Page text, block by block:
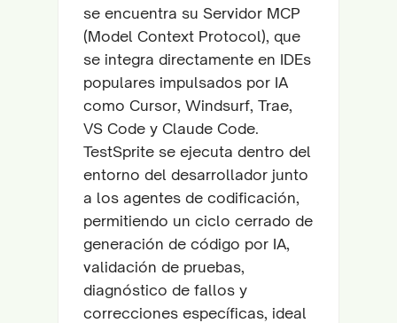
se encuentra su Servidor MCP
(Model Context Protocol), que
se integra directamente en IDEs
populares impulsados por IA
como Cursor, Windsurf, Trae,
VS Code y Claude Code.
TestSprite se ejecuta dentro del
entorno del desarrollador junto
a los agentes de codificación,
permitiendo un ciclo cerrado de
generación de código por IA,
validación de pruebas,
diagnóstico de fallos y
correcciones específicas, ideal